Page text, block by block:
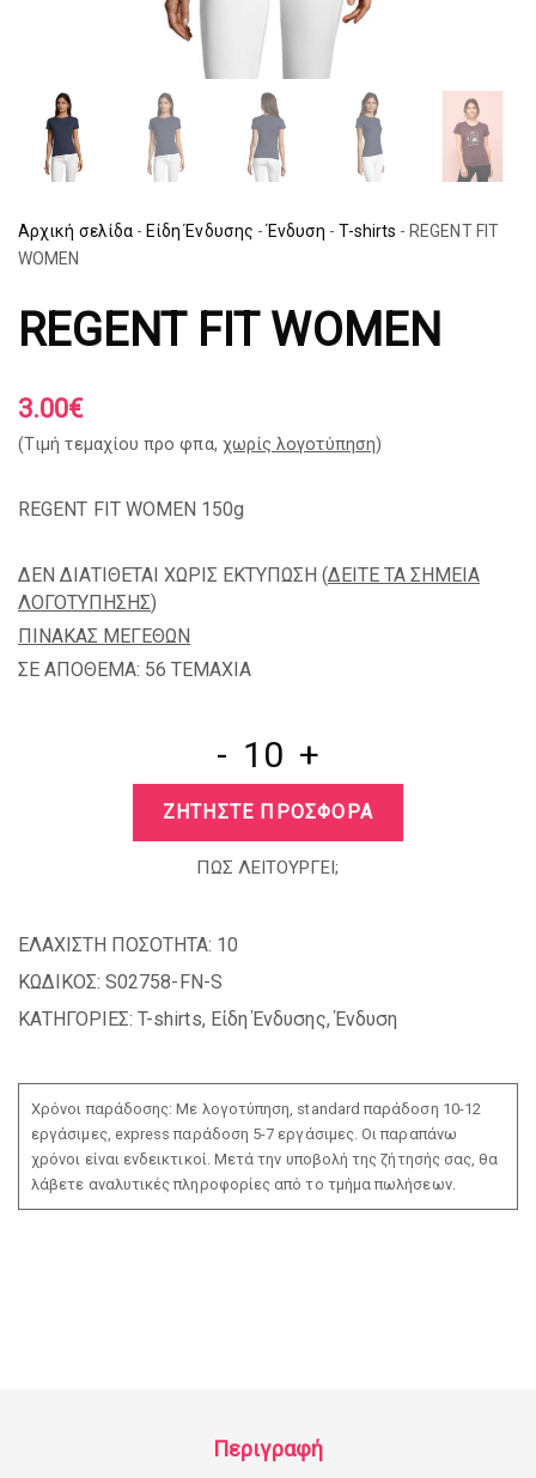
Αρχική σελίδα - Είδη Ένδυσης - Ένδυση - T-shirts - REGENT FIT
WOMEN
REGENT FIT WOMEN
3.00€
(Tιμή τεμαχίου προ φπα, χωρίς λογοτύπηση)
REGENT FIT WOMEN 150g
ΔΕΝ ΔΙΑΤΙΘΕΤΑΙ ΧΩΡΙΣ ΕΚΤΥΠΩΣΗ (ΔΕΙΤΕ ΤΑ ΣΗΜΕΙΑ
ΛΟΓΟΤΥΠΗΣΗΣ)
ΠΙΝΑΚΑΣ ΜΕΓΕΘΩΝ
ΣΕ ΑΠΟΘΕΜΑ: 56 TEMAXIA
- +
ΖΗΤΗΣΤΕ ΠΡΟΣΦΟΡΑ
ΠΩΣ ΛΕΙΤΟΥΡΓΕΙ;
ΕΛΑΧΙΣΤΗ ΠΟΣΟΤΗΤΑ: 10
ΚΩΔΙΚΟΣ: S02758-FN-S
ΚΑΤΗΓΟΡΙΕΣ: T-shirts, Είδη Ένδυσης,Ένδυση
Χρόνοι παράδοσης: Με λογοτύπηση, standard παράδοση 10-12
εργάσιμες, express παράδοση 5-7 εργάσιμες. Οι παραπάνω
χρόνοι είναι ενδεικτικοί. Μετά την υποβολή της ζήτησής σας, θα
λάβετε αναλυτικές πληροφορίες από το τμήμα πωλήσεων.
Περιγραφή